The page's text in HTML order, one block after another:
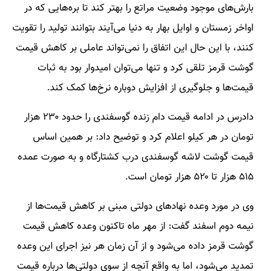
بارش‌های موجود وضعیت مراتع را بهتر کند تا بره‌هایی که در
اواخر زمستان و اوایل بهار به دنیا می‌آیند بتوانند تولید را تقویت
کنند، با این حال این اتفاق را نمی‌تواند عاملی بر کاهش قیمت
گوشت قرمز تلقی کرد و تنها می‌توان امیدوار بود به ثبات
قیمت‌ها و جلوگیری از افزایش دوباره نرخ‌ها کمک کند.
دادرس در ادامه قیمت دام زنده گوسفندی را حدود ۲۳۰ هزار
تومان در هر کیلو اعلام کرد و توضیح داد: بر همین اساس
قیمت گوشت لاشه گوسفندی درب کشتارگاه و به صورت عمده
۵۱۵ هزار تا ۵۲۰ هزار تومان است.
وی در مورد وعده نهادهای دولتی مبنی بر کاهش قیمت‌ها از
نیمه دوم اسفند گفت: از مهر ماه تاکنون وعده کاهش قیمت
گوشت قرمز داده می‌شود و از آن زمان هر نیز اجرای این وعده
تمدید می‌شود، اما به واقع آنچه از سوی دولتی‌ها درباره قیمت